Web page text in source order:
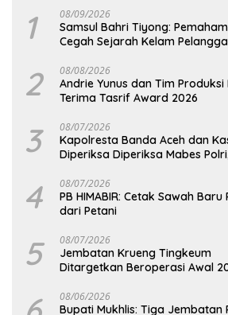
1 08/09/2026
Samsul Bahri Tiyong:
Cegah Sejarah Kelam
2 08/08/2026
Andrie Yunus dan Tim Produksi
Terima Tasrif Award 2026
3 08/07/2026
Kapolresta Banda Aceh dan
Diperiksa Diperiksa Mabes
4 08/07/2026
PB HIMABIR: Cetak Sawah
dari Petani
5 08/07/2026
Jembatan Krueng Tingkeum
Ditargetkan Beroperasi Awal
08/06/2026
Bupati Mukhlis: Tiga Jembatan